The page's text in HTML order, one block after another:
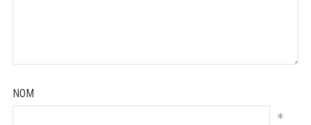
NOM
*